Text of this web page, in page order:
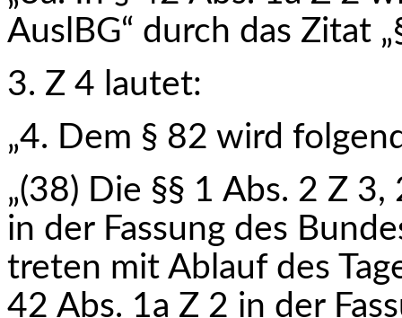
AuslBG“ durch das Zitat
3. Z 4 lautet:
„4. Dem § 82 wird
„(38) Die §§ 1 Abs. 2 Z
in der Fassung des
treten mit Ablauf des
42 Abs. 1a Z 2 in der